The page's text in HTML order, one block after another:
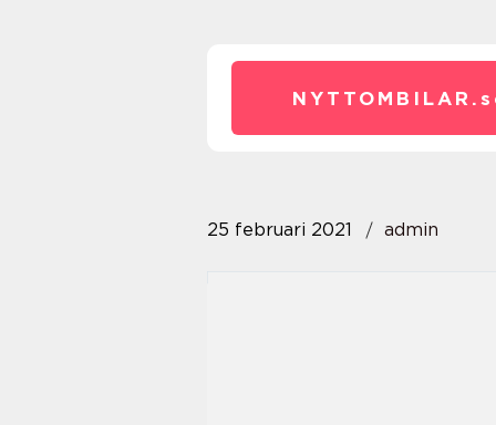
NYTTOMBILAR.
25 februari 2021 admin